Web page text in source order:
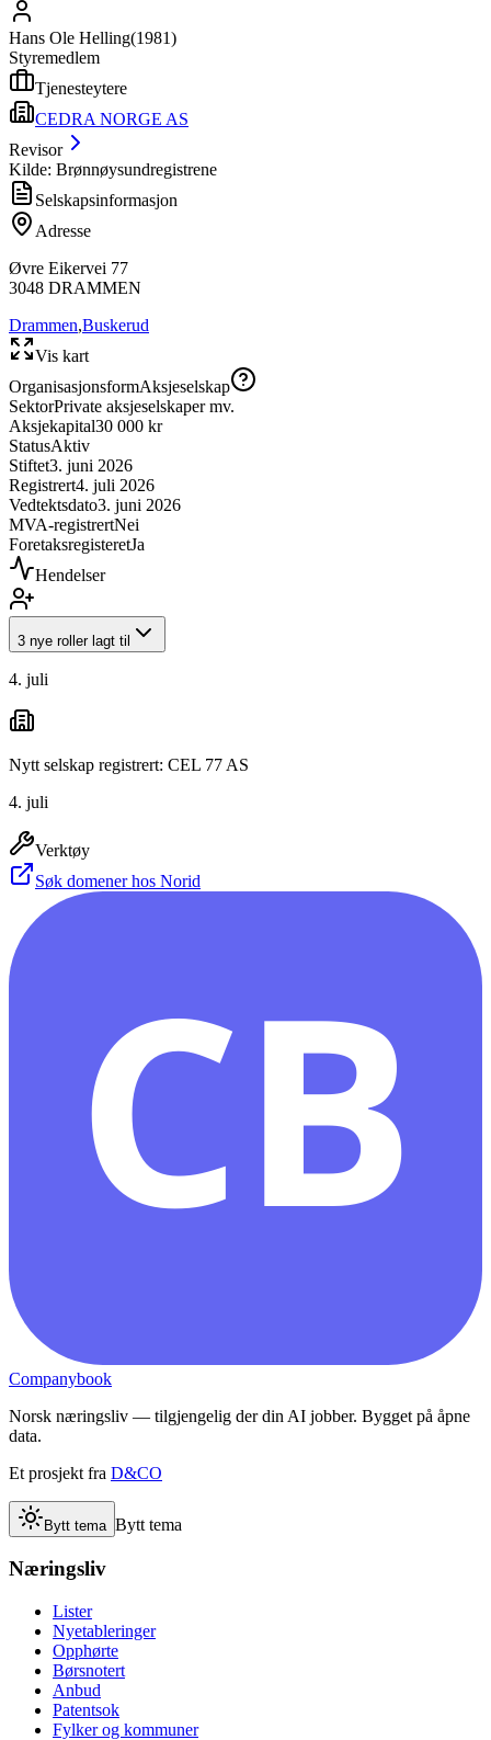
Hans Ole Helling(1981)
Styremedlem
Tjenesteytere
CEDRA NORGE AS
Revisor
Kilde: Brønnøysundregistrene
Selskapsinformasjon
Adresse
Øvre Eikervei 77
3048 DRAMMEN
Drammen,Buskerud
Vis kart
OrganisasjonsformAksjeselskap
SektorPrivate aksjeselskaper mv.
Aksjekapital30 000 kr
StatusAktiv
Stiftet3. juni 2026
Registrert4. juli 2026
Vedtektsdato3. juni 2026
MVA-registrertNei
ForetaksregisteretJa
Hendelser
3 nye roller lagt til
4. juli
Nytt selskap registrert: CEL 77 AS
4. juli
Verktøy
Søk domener hos Norid
CB
Companybook
Norsk næringsliv — tilgjengelig der din AI jobber. Bygget på åpne
data.
Et prosjekt fra D&CO
Bytt tema Bytt tema
Næringsliv
Lister
Nyetableringer
Opphørte
Børsnotert
Anbud
Patentsok
Fylker og kommuner